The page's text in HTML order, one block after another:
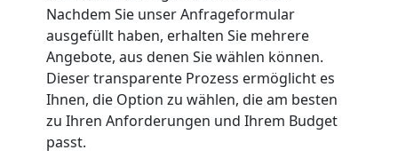
Nachdem Sie unser Anfrageformular
ausgefüllt haben, erhalten Sie mehrere
Angebote, aus denen Sie wählen können.
Dieser transparente Prozess ermöglicht es
Ihnen, die Option zu wählen, die am besten
zu Ihren Anforderungen und Ihrem Budget
passt.
Umzug
Wolfsberg
Umzug